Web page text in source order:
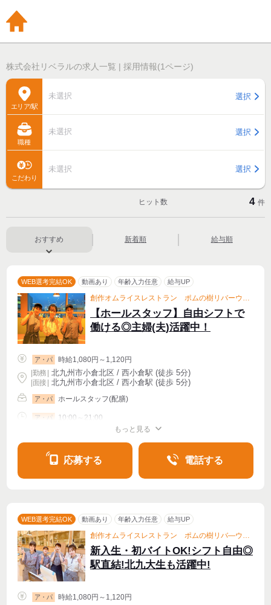
株式会社リベラルの求人一覧 | 採用情報(1ページ)
エリア/駅
未選択 選択
職種
未選択 選択
こだわり
未選択 選択
ヒット数 4 件
おすすめ 新着順 給与順
WEB選考完結OK 動画あり 年齢入力任意 給与UP
創作オムライスレストラン ポムの樹リバーウォ―ク北九州店
【ホールスタッフ】自由シフトで
働ける◎主婦(夫)活躍中！
ア・パ
時給1,080円～1,120円
|勤務 北九州市小倉北区 / 西小倉駅 (徒歩 5分)
| 面接 | 北九州市小倉北区 / 西小倉駅 (徒歩 5分)
ア・パ ホールスタッフ(配膳)
ア・パ 10:00～21:00
もっと見る
応募する 電話する
WEB選考完結OK 動画あり 年齢入力任意 給与UP
創作オムライスレストラン ポムの樹リバ―ウォ―ク北九州店
新入生・初バイトOK!シフト自由◎
駅直結!北九大生も活躍中!
ア・パ
時給1,080円～1,120円